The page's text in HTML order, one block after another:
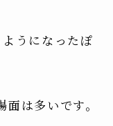
うになったぽ
面は多いです。